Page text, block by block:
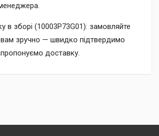
в зборі (10003P73G01): замовляйте
зручно — швидко підтвердимо
доставку.